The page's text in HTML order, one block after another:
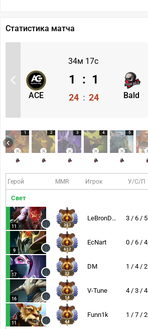
Статистика матча
34м 17с
ACE Bald
1 : 1
24 : 24
1 2 3 4 5
Герой MMR Игрок У/С/П
Свет
11 357
LeBronDota 3 / 6 / 5
9 612
EcNart 0 / 6 / 4
17 22
DM 1 / 4 / 2
16 14
V-Tune 4 / 3 / 4
11 44
Funn1k 1 / 7 / 2